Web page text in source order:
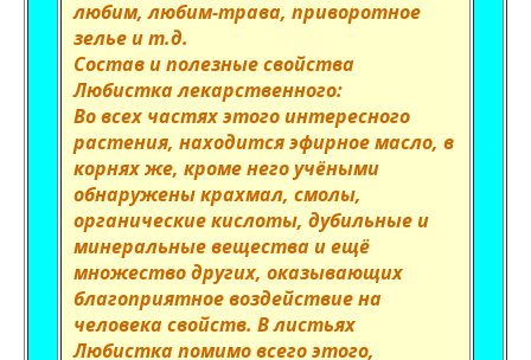
любим, любим-трава, приворотное
зелье и т.д.
Состав и полезные свойства
Любистка лекарственного:
Во всех частях этого интересного
растения, находится эфирное масло, в
корнях же, кроме него учёными
обнаружены крахмал, смолы,
органические кислоты, дубильные и
минеральные вещества и ещё
множество других, оказывающих
благоприятное воздействие на
человека свойств. В листьях
Любистка помимо всего этого,